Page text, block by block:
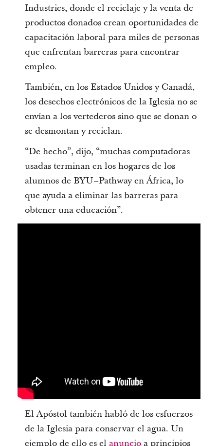
Industries, donde el reciclaje y la venta de
productos donados crean oportunidades de
capacitación laboral para miles de personas
que enfrentan barreras para encontrar
empleo.
También, en los Estados Unidos y Canadá,
los desechos electrónicos de la Iglesia no se
envían a los vertederos sino que se donan o
se desmontan y reciclan.
“De hecho”, dijo, “muchas computadoras
usadas terminan en los hogares de los
alumnos de BYU–Pathway en África, lo
que ayuda a eliminar las barreras para
obtener una educación”.
El Apóstol también habló de los esfuerzos
de la Iglesia para conservar el agua. Un
ejemplo de ello es el anuncioa principios